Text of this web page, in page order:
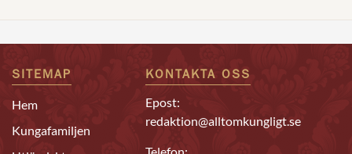
SITEMAP
Hem
Kungafamiljen
KONTAKTA OSS
Epost:
redaktion@alltomkungligt.se